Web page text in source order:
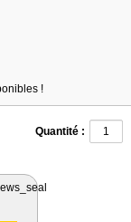
!
Quantité :